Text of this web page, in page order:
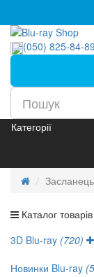
(050) 825-84-89
Категорії
Каталог товарів
3D Blu-ray (720)
Новинки Blu-ray